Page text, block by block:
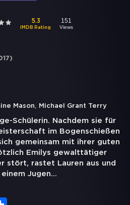
5.3
IMDB Rating
151
Views
)
Mason, Michael Grant Terry
Schülerin. Nachdem sie für
im Bogenschießen
gemeinsam mit ihrer guten
Emilys gewalttätiger
stört, rastet Lauren aus und
Jugen...